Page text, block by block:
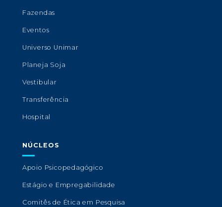
Fazendas
Eventos
Universo Unimar
Planeja Soja
Vestibular
Transferência
Hospital
NÚCLEOS
Apoio Psicopedagógico
Estágio e Empregabilidade
Comitês de Ética em Pesquisa